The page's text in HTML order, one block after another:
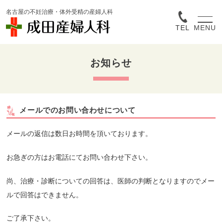
名古屋の不妊治療・体外受精の産婦人科
TEL MENU
お知らせ
メールでのお問い合わせについて
メールの返信は数日お時間を頂いております。
お急ぎの方はお電話にてお問い合わせ下さい。
尚、治療・診断についての回答は、医師の判断となりますのでメー
ルで回答はできません。
ご了承下さい。